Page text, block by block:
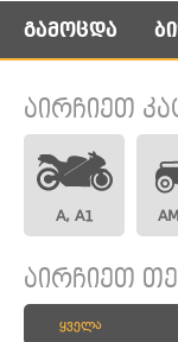
გამოცდა
აირჩიეთ
A, A1 AM
აირჩიეთ
ყველა